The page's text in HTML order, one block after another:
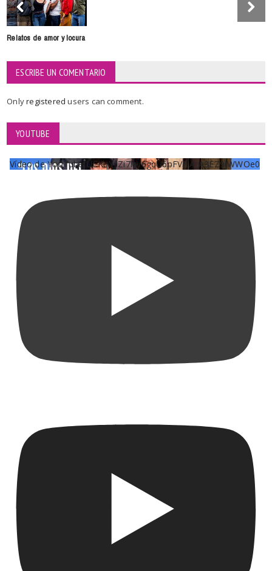
Relatos de amor y locura
ESCRIBE UN COMENTARIO
Onlyregisteredusers can comment.
YOUTUBE
Vídeo de YouTube UCKqYjiZi7lzy6gqU6pFVFiA_A3EZ9JWWOe0